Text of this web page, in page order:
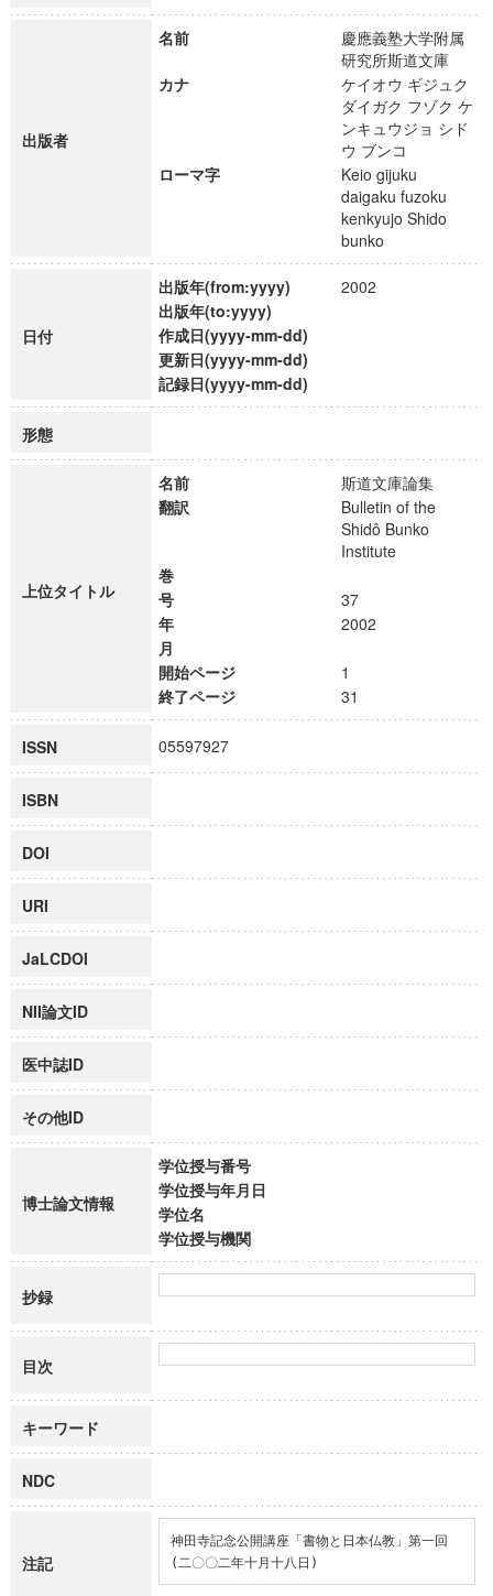
出版者
名前
慶應義塾大学附属
研究所斯道文庫
カナ
ケイオウ ギジュク
ダイガク フゾク ケ
ンキュウジョ シド
ウ ブンコ
ローマ字
Keio gijuku
daigaku fuzoku
kenkyujo Shido
bunko
日付
出版年(from:yyyy)
2002
出版年(to:yyyy)
作成日(yyyy-mm-dd)
更新日(yyyy-mm-dd)
記録日(yyyy-mm-dd)
形態
上位タイトル
名前
斯道文庫論集
翻訳
Bulletin of the
Shidô Bunko
Institute
巻
号
37
年
2002
月
開始ページ
1
終了ページ
31
ISSN 05597927
ISBN
DOI
URI
JaLCDOI
NII論文ID
医中誌ID
その他ID
博士論文情報
学位授与番号
学位授与年月日
学位名
学位授与機関
抄録
目次
キーワード
NDC
注記
神田寺記念公開講座「書物と日本仏教」第一回
(二〇〇二年十月十八日)